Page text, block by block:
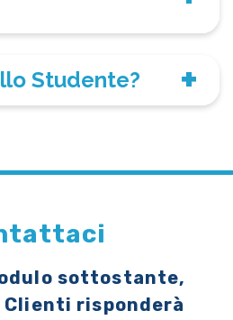
Studente?
sottostante,
risponderà